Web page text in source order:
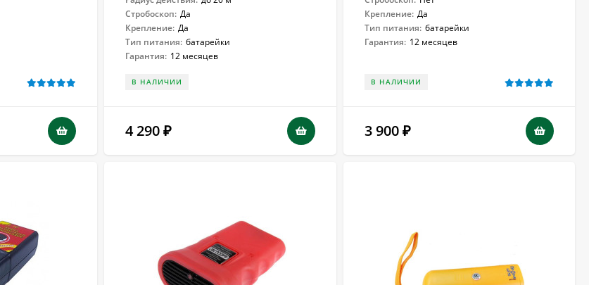
Стробоскоп: Да
Крепление: Да
Тип питания: батарейки
Гарантия: 12 месяцев
В НАЛИЧИИ
4 290₽
Крепление: Да
Тип питания: батарейки
Гарантия: 12 месяцев
В НАЛИЧИИ
3 900 ₽